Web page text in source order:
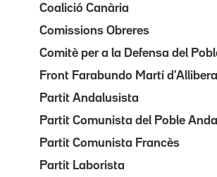
Coalició Canària
Comissions Obreres
Comitè per a la Defensa del
Front Farabundo Martí
Partit Andalusista
Partit Comunista del Poble
Partit Comunista Francès
Partit Laborista